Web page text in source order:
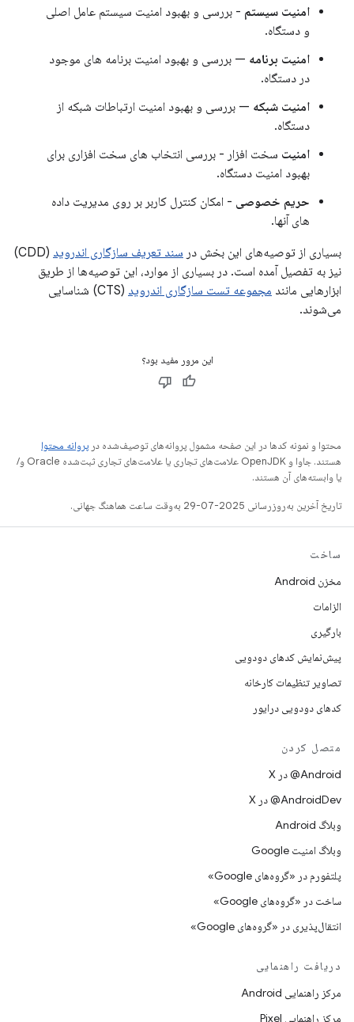
امنیت سیستم - بررسی و بهبود امنیت سیستم عامل اصلی
و دستگاه.
امنیت برنامه — بررسی و بهبود امنیت برنامه های موجود
در دستگاه.
امنیت شبکه — بررسی و بهبود امنیت ارتباطات شبکه از
دستگاه.
امنیت سخت افزار - بررسی انتخاب های سخت افزاری برای
بهبود امنیت دستگاه.
حریم خصوصی - امکان کنترل کاربر بر روی مدیریت داده
های آنها.
بسیاری از توصیه‌های این بخش در سند تعریف سازگاری اندروید
(CDD)
نیز به تفصیل آمده است. در بسیاری از موارد، این توصیه‌ها از طریق
ابزارهایی مانند مجموعه تست سازگاری اندروید
(CTS) شناسایی
می‌شوند.
این مرور مفید بود؟
محتوا و نمونه کدها در این صفحه مشمول پروانه‌های توصیف‌شده در پروانه محتوا
هستند. جاوا و OpenJDK علامت‌های تجاری یا علامت‌های تجاری ثبت‌شده Oracle و/
یا وابسته‌های آن هستند.
تاریخ آخرین به‌روزرسانی 2025-07-29 به‌وقت ساعت هماهنگ جهانی.
ساخت
مخزن Android
الزامات
بارگیری
پیش‌نمایش کدهای دودویی
تصاویر تنظیمات کارخانه
کدهای دودویی درایور
متصل کردن
‫‎@Android در X
‫‎@AndroidDev در X
وبلاگ Android
وبلاگ امنیت Google
پلتفورم در «گروه‌های Google»
ساخت در «گروه‌های Google»
انتقال‌پذیری در «گروه‌های Google»
دریافت راهنمایی
مرکز راهنمایی Android
مرکز راهنمایی Pixel